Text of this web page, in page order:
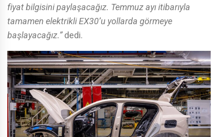
fiyat bilgisini paylaşacağız. Temmuz ayı itibarıyla
tamamen elektrikli EX30’u yollarda görmeye
başlayacağız.”dedi.